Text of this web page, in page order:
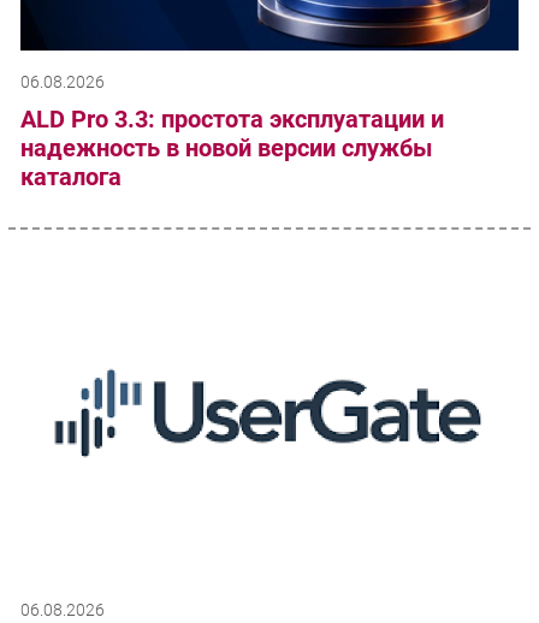
06.08.2026
ALD Pro 3.3: простота эксплуатации и
надежность в новой версии службы
каталога
06.08.2026